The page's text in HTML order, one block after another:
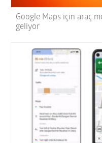
Google Maps için araç
geliyor